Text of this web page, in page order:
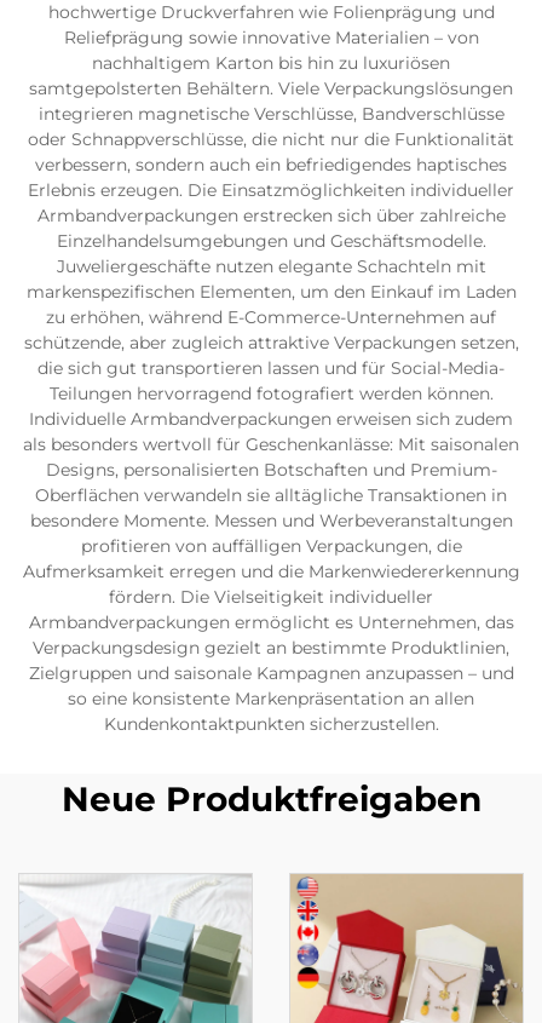
hochwertige Druckverfahren wie Folienprägung und
Reliefprägung sowie innovative Materialien – von
nachhaltigem Karton bis hin zu luxuriösen
samtgepolsterten Behältern. Viele Verpackungslösungen
integrieren magnetische Verschlüsse, Bandverschlüsse
oder Schnappverschlüsse, die nicht nur die Funktionalität
verbessern, sondern auch ein befriedigendes haptisches
Erlebnis erzeugen. Die Einsatzmöglichkeiten individueller
Armbandverpackungen erstrecken sich über zahlreiche
Einzelhandelsumgebungen und Geschäftsmodelle.
Juweliergeschäfte nutzen elegante Schachteln mit
markenspezifischen Elementen, um den Einkauf im Laden
zu erhöhen, während E-Commerce-Unternehmen auf
schützende, aber zugleich attraktive Verpackungen setzen,
die sich gut transportieren lassen und für Social-Media-
Teilungen hervorragend fotografiert werden können.
Individuelle Armbandverpackungen erweisen sich zudem
als besonders wertvoll für Geschenkanlässe: Mit saisonalen
Designs, personalisierten Botschaften und Premium-
Oberflächen verwandeln sie alltägliche Transaktionen in
besondere Momente. Messen und Werbeveranstaltungen
profitieren von auffälligen Verpackungen, die
Aufmerksamkeit erregen und die Markenwiedererkennung
fördern. Die Vielseitigkeit individueller
Armbandverpackungen ermöglicht es Unternehmen, das
Verpackungsdesign gezielt an bestimmte Produktlinien,
Zielgruppen und saisonale Kampagnen anzupassen – und
so eine konsistente Markenpräsentation an allen
Kundenkontaktpunkten sicherzustellen.
Neue Produktfreigaben